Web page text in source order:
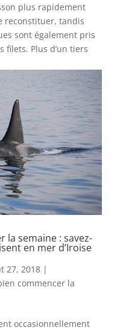
plus rapidement
reconstituer, tandis
sont également pris
filets. Plus d’un tiers
la semaine : savez-
en mer d’Iroise
27, 2018|
commencer la
occasionnellement